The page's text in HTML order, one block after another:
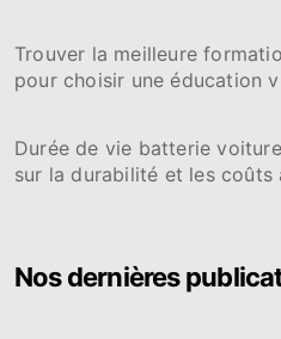
Trouver la meilleure
pour choisir une éducation
Durée de vie batterie
sur la durabilité et les coûts
Nos dernières